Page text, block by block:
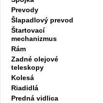
Prevody
Šlapadlový prevod
Štartovací
mechanizmus
Rám
Zadné olejové
teleskopy
Kolesá
Riadidlá
Predná vidlica